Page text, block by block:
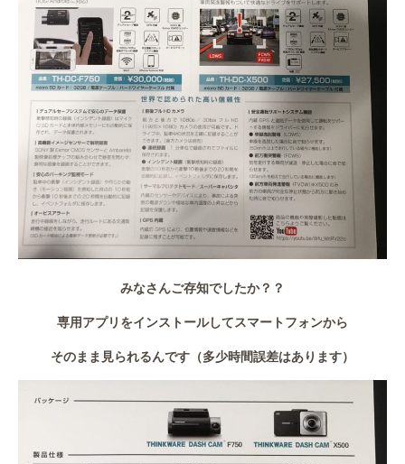
みなさんご存知でしたか？？
専用アプリをインストールしてスマートフォンから
そのまま見られるんです（多少時間誤差はあります）